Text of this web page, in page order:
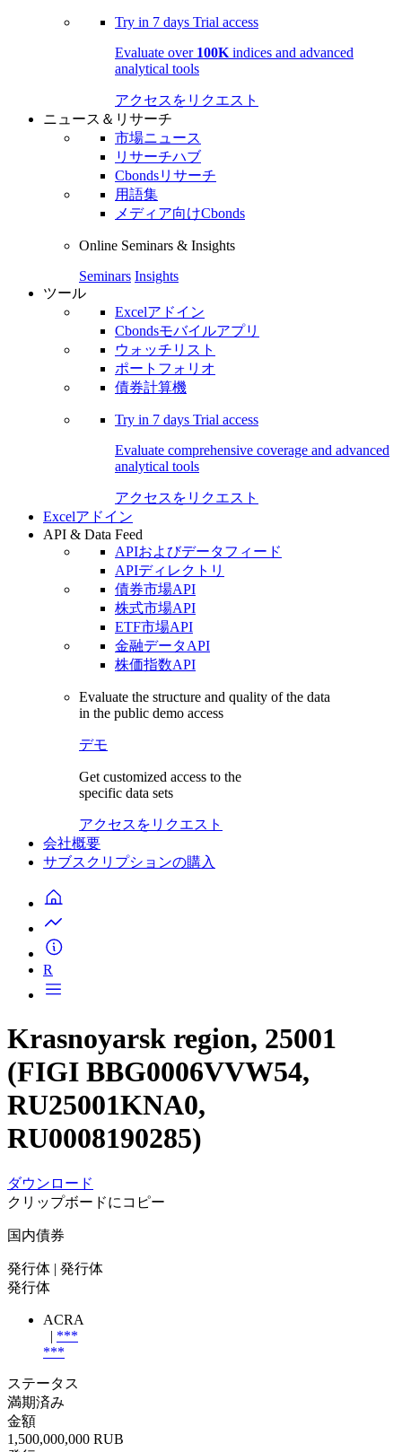
Try in 7 days Trial access
Evaluate over 100K indices and advanced
analytical tools
アクセスをリクエスト
ニュース＆リサーチ
市場ニュース
リサーチハブ
Cbondsリサーチ
用語集
メディア向けCbonds
Online Seminars & Insights
Seminars Insights
ツール
Excelアドイン
Cbondsモバイルアプリ
ウォッチリスト
ポートフォリオ
債券計算機
Try in 7 days Trial access
Evaluate comprehensive coverage and advanced
analytical tools
アクセスをリクエスト
Excelアドイン
API & Data Feed
APIおよびデータフィード
APIディレクトリ
債券市場API
株式市場API
ETF市場API
金融データAPI
株価指数API
Evaluate the structure and quality of the data
in the public demo access
デモ
Get customized access to the
specific data sets
アクセスをリクエスト
会社概要
サブスクリプションの購入
R
Krasnoyarsk region, 25001
(FIGI BBG0006VVW54,
RU25001KNA0,
RU0008190285)
ダウンロード
クリップボードにコピー
国内債券
発行体 | 発行体
発行体
ACRA
| ***
***
ステータス
満期済み
金額
1,500,000,000 RUB